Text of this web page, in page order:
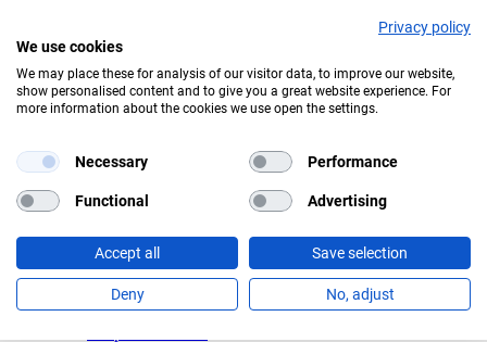
Wetter:
Navigation
überspringen
Informationen
Öffnungszeiten
Saisonkarten
Besuch mit Beeinträchtigungen
Veranstaltungen
Spenden
Barrierefreiheit
Tiere und Park
Tierlexikon
Tierparkplan
Privacy policy
We use cookies
We may place these for analysis of our visitor data, to improve our website,
show personalised content and to give you a great website experience. For
more information about the cookies we use open the settings.
Necessary Performance
Functional Advertising
Accept all Save selection
Deny No, adjust